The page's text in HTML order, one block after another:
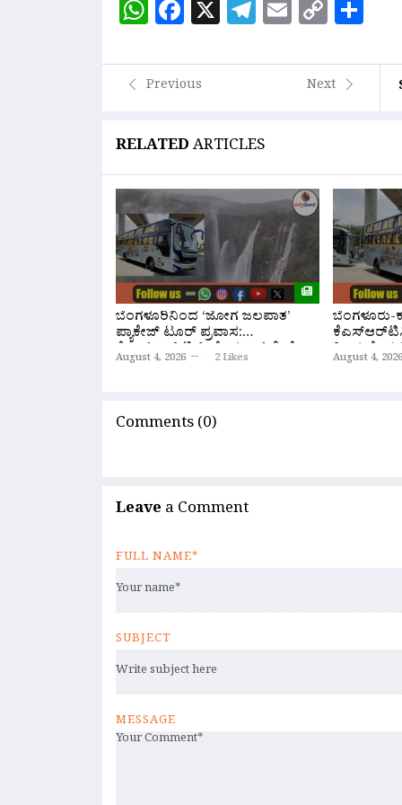
WhatsApp
Facebook
X Telegram
Email
Copy
Link
Previous Next
RELATEDARTICLES
ಬೆಂಗಳೂರಿನಿಂದ ‘ಜೋಗ ಜಲಪಾತ’
ಪ್ಯಾಕೇಜ್ ಟೂರ್ ಪ್ರವಾಸ:
ಕೆ.ಎಸ್.ಆರ್.ಟಿ.ಸಿ ಹೊಸ ಬಸ್ ಸೇವೆ
ಆರಂಭ
August 4, 2026 2 Likes
ಬೆಂಗಳೂರು-
ಕೆಎಸ್‌ಆರ್‌ಟಿಸಿ
ರಿಂದ ಹೊಸ
ಆರಂಭ;
August 4, 2026
Comments (0)
Leave a Comment
FULL NAME*
SUBJECT
MESSAGE